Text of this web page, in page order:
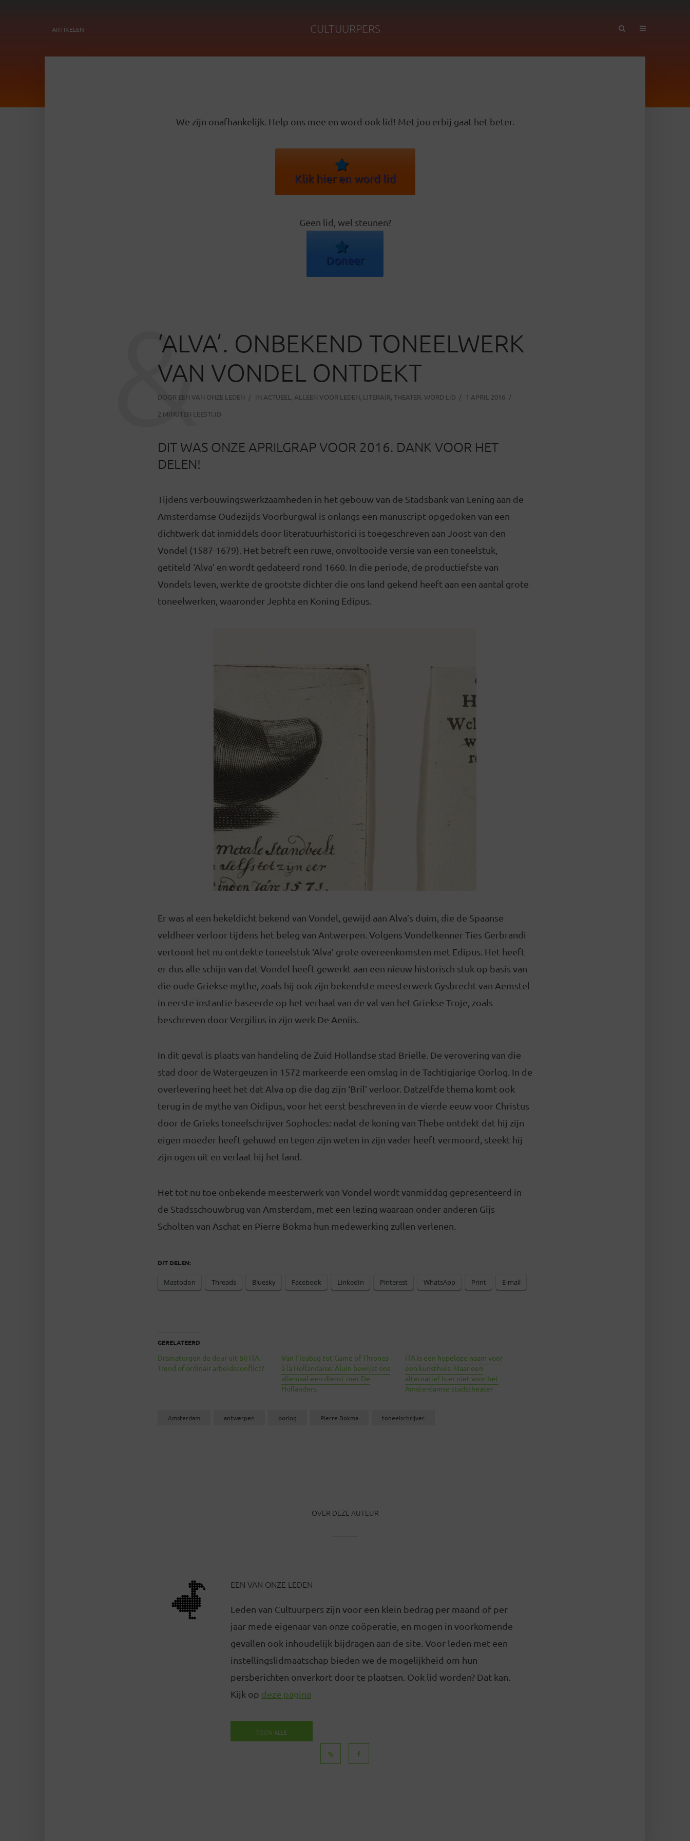
ARTIKELEN CULTUURPERS
We zijn onafhankelijk. Help ons mee en word ook lid! Met jou erbij gaat het beter.
Klik hier en word lid
Geen lid, wel steunen?
Doneer
‘ALVA’. ONBEKEND TONEELWERK
VAN VONDEL ONTDEKT
DOOR EEN VAN ONZE LEDEN IN ACTUEEL , ALLEEN VOOR LEDEN, LITERAIR, THEATER, WORD LID
1 APRIL 2016
2 MINUTEN LEESTIJD
&
DIT WAS ONZE APRILGRAP VOOR 2016. DANK VOOR HET
DELEN!
Tijdens verbouwingswerkzaamheden in het gebouw van de Stadsbank van Lening aan de
Amsterdamse Oudezijds Voorburgwal is onlangs een manuscript opgedoken van een
dichtwerk dat inmiddels door literatuurhistorici is toegeschreven aan Joost van den
Vondel (1587-1679). Het betreft een ruwe, onvoltooide versie van een toneelstuk,
getiteld ‘Alva’ en wordt gedateerd rond 1660. In die periode, de productiefste van
Vondels leven, werkte de grootste dichter die ons land gekend heeft aan een aantal grote
toneelwerken, waaronder Jephta en Koning Edipus.
Er was al een hekeldicht bekend van Vondel, gewijd aan Alva’s duim, die de Spaanse
veldheer verloor tijdens het beleg van Antwerpen. Volgens Vondelkenner Ties Gerbrandi
vertoont het nu ontdekte toneelstuk ‘Alva’ grote overeenkomsten met Edipus. Het heeft
er dus alle schijn van dat Vondel heeft gewerkt aan een nieuw historisch stuk op basis van
die oude Griekse mythe, zoals hij ook zijn bekendste meesterwerk Gysbrecht van Aemstel
in eerste instantie baseerde op het verhaal van de val van het Griekse Troje, zoals
beschreven door Vergilius in zijn werk De Aeniis.
In dit geval is plaats van handeling de Zuid Hollandse stad Brielle. De verovering van die
stad door de Watergeuzen in 1572 markeerde een omslag in de Tachtigjarige Oorlog. In de
overlevering heet het dat Alva op die dag zijn ‘Bril’ verloor. Datzelfde thema komt ook
terug in de mythe van Oidipus, voor het eerst beschreven in de vierde eeuw voor Christus
door de Grieks toneelschrijver Sophocles: nadat de koning van Thebe ontdekt dat hij zijn
eigen moeder heeft gehuwd en tegen zijn weten in zijn vader heeft vermoord, steekt hij
zijn ogen uit en verlaat hij het land.
Het tot nu toe onbekende meesterwerk van Vondel wordt vanmiddag gepresenteerd in
de Stadsschouwbrug van Amsterdam, met een lezing waaraan onder anderen Gijs
Scholten van Aschat en Pierre Bokma hun medewerking zullen verlenen.
DIT DELEN:
Mastodon Threads Bluesky Facebook LinkedIn Pinterest WhatsApp Print E-mail
GERELATEERD
Dramaturgen de deur uit bij ITA.
Trend of ordinair arbeidsconflict?
Van Fleabag tot Game of Thrones
à la Hollandaise: Aluin bewijst ons
allemaal een dienst met De
Hollanders.
ITA is een hopeloze naam voor
een kunsthuis. Maar een
alternatief is er niet voor het
Amsterdamse stadstheater
Amsterdam antwerpen oorlog Pierre Bokma toneelschrijver
OVER DEZE AUTEUR
EEN VAN ONZE LEDEN
Leden van Cultuurpers zijn voor een klein bedrag per maand of per
jaar mede-eigenaar van onze coöperatie, en mogen in voorkomende
gevallen ook inhoudelijk bijdragen aan de site. Voor leden met een
instellingslidmaatschap bieden we de mogelijkheid om hun
persberichten onverkort door te plaatsen. Ook lid worden? Dat kan.
Kijk op deze pagina
TOON ALLE